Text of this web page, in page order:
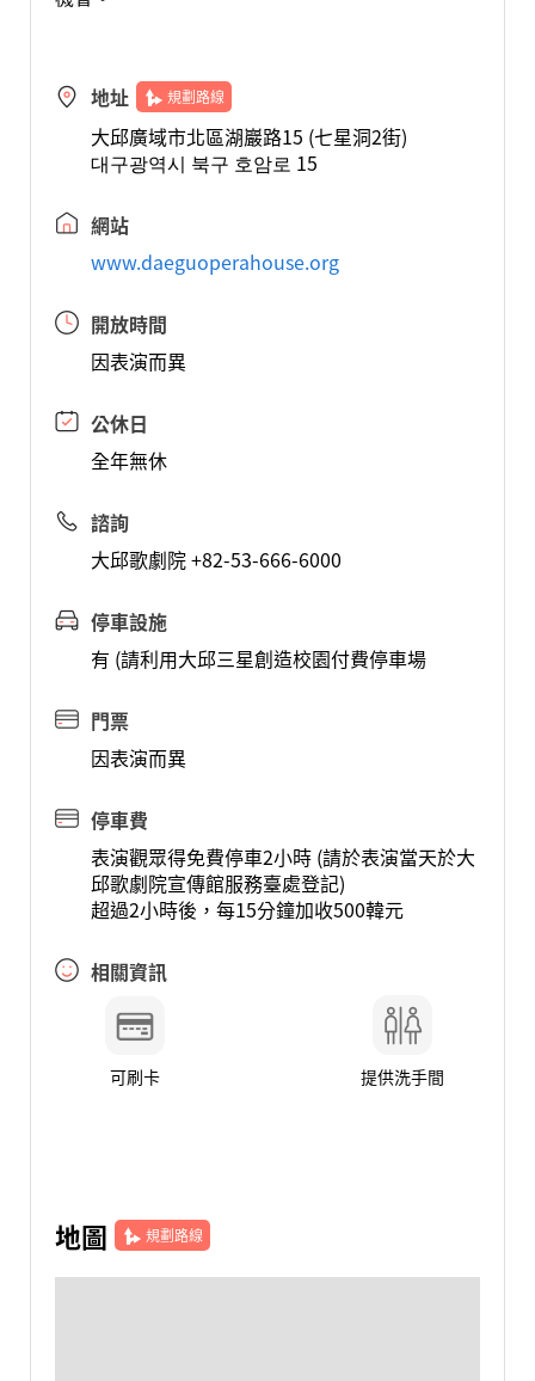
地址 規劃路線
大邱廣域市北區湖巖路15 (七星洞2街)
대구광역시 북구 호암로 15
網站
www.daeguoperahouse.org
開放時間
因表演而異
公休日
全年無休
諮詢
大邱歌劇院 +82-53-666-6000
停車設施
有 (請利用大邱三星創造校園付費停車場
門票
因表演而異
停車費
表演觀眾得免費停車2小時 (請於表演當天於大
邱歌劇院宣傳館服務臺處登記)
超過2小時後，每15分鐘加收500韓元
相關資訊
可刷卡 提供洗手間
地圖 規劃路線